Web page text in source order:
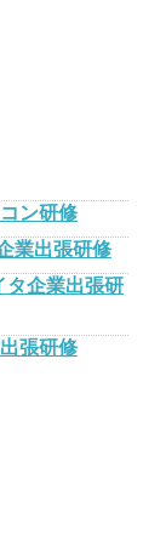
ン研修
業出張研修
タ企業出張研
張研修